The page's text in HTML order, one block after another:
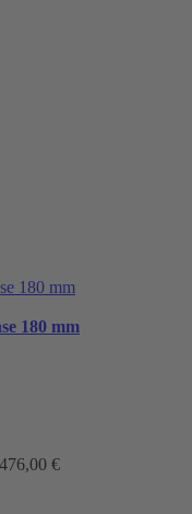
180 mm
476,00 €